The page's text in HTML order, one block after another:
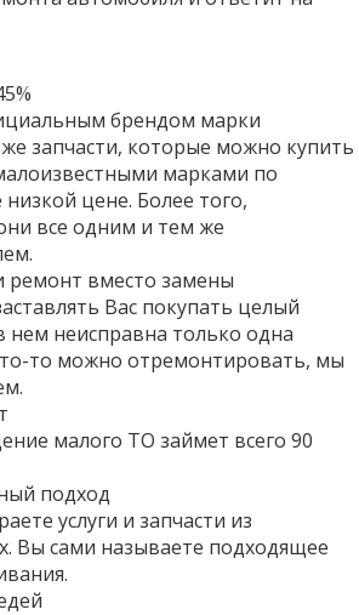
брендом марки
запчасти, которые можно купить
марками по
низкой цене. Более того,
все одним и тем же
ремонт вместо замены
Вас покупать целый
нем неисправна только одна
то можно отремонтировать, мы
малого ТО займет всего 90
подход
услуги и запчасти из
Вы сами называете подходящее